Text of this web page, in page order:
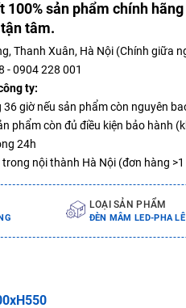
100% sản phẩm chính
tâm.
Thanh Xuân, Hà Nội (Chính giữa
- 0904 228 001
ty:
giờ nếu sản phẩm còn nguyên
phẩm còn đủ điều kiện bảo hành
24h
nội thành Hà Nội (đơn hàng
LOẠI SẢN PHẨM
ĐÈN MÂM LED-PHA LÊ